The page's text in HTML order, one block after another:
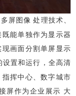
屏图像 处理技术、
能单独作为显示器
画面分割单屏显示
设置和运行，全高清
挥中心、数字城市
屏作为企业展示 大